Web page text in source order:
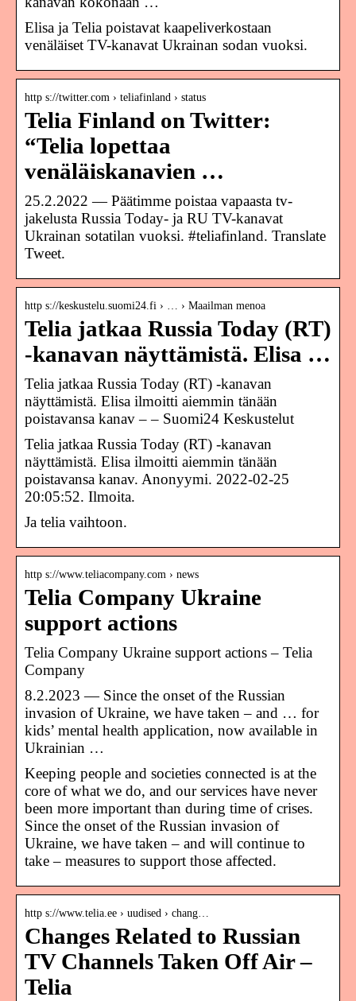
Elisa ja Telia poistavat kaapeliverkostaan
venäläiset TV-kanavat Ukrainan sodan vuoksi.
http s://twitter.com › teliafinland › status
Telia Finland on Twitter:
“Telia lopettaa
venäläiskanavien …
25.2.2022 — Päätimme poistaa vapaasta tv-
jakelusta Russia Today- ja RU TV-kanavat
Ukrainan sotatilan vuoksi. #teliafinland. Translate
Tweet.
http s://keskustelu.suomi24.fi › … › Maailman menoa
Telia jatkaa Russia Today (RT)
-kanavan näyttämistä. Elisa …
Telia jatkaa Russia Today (RT) -kanavan
näyttämistä. Elisa ilmoitti aiemmin tänään
poistavansa kanav – – Suomi24 Keskustelut
Telia jatkaa Russia Today (RT) -kanavan
näyttämistä. Elisa ilmoitti aiemmin tänään
poistavansa kanav. Anonyymi. 2022-02-25
20:05:52. Ilmoita.
Ja telia vaihtoon.
http s://www.teliacompany.com › news
Telia Company Ukraine
support actions
Telia Company Ukraine support actions – Telia
Company
8.2.2023 — Since the onset of the Russian
invasion of Ukraine, we have taken – and … for
kids’ mental health application, now available in
Ukrainian …
Keeping people and societies connected is at the
core of what we do, and our services have never
been more important than during time of crises.
Since the onset of the Russian invasion of
Ukraine, we have taken – and will continue to
take – measures to support those affected.
http s://www.telia.ee › uudised › chang…
Changes Related to Russian
TV Channels Taken Off Air –
Telia